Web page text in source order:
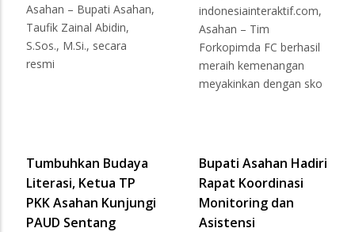
Asahan – Bupati Asahan,
Taufik Zainal Abidin,
S.Sos., M.Si., secara
resmi
indonesiainteraktif.com,
Asahan – Tim
Forkopimda FC berhasil
meraih kemenangan
meyakinkan dengan sko
Tumbuhkan Budaya
Literasi, Ketua TP
PKK Asahan Kunjungi
PAUD Sentang
Bupati Asahan Hadiri
Rapat Koordinasi
Monitoring dan
Asistensi